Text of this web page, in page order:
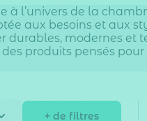
à l’univers de la
aux besoins et aux
durables, modernes et
produits pensés
+ de filtres